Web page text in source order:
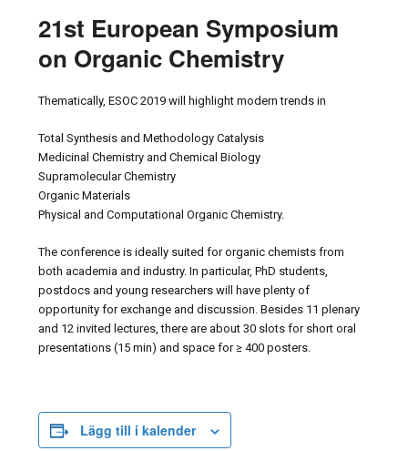
21st European Symposium
on Organic Chemistry
Thematically, ESOC 2019 will highlight modern trends in
Total Synthesis and Methodology Catalysis
Medicinal Chemistry and Chemical Biology
Supramolecular Chemistry
Organic Materials
Physical and Computational Organic Chemistry.
The conference is ideally suited for organic chemists from
both academia and industry. In particular, PhD students,
postdocs and young researchers will have plenty of
opportunity for exchange and discussion. Besides 11 plenary
and 12 invited lectures, there are about 30 slots for short oral
presentations (15 min) and space for ≥ 400 posters.
Lägg till i kalender